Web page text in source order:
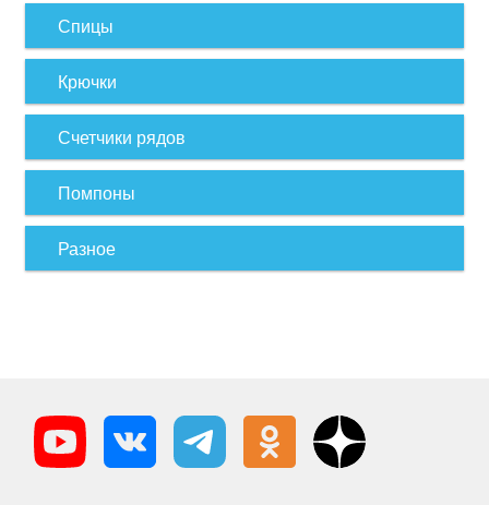
Спицы
Крючки
Счетчики рядов
Помпоны
Разное